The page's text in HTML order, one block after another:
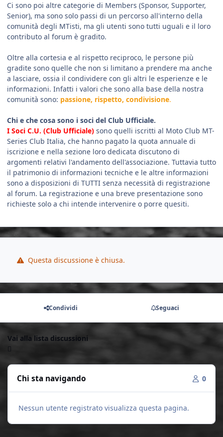
Ci sono poi altre categorie di Members (Sponsor, Supporter,
Senior), ma sono solo passi di un percorso all'interno della
comunità degli MTisti, ma gli utenti sono tutti uguali e il loro
contributo al forum è gradito.
Oltre alla cortesia e al rispetto reciproco, le persone più
gradite sono quelle che non si limitano a prendere ma anche
a lasciare, ossia il condividere con gli altri le esperienze e le
informazioni. Infatti i valori che sono alla base della nostra
comunità sono: passione, rispetto, condivisione.
Chi e che cosa sono i soci del Club Ufficiale.
I Soci C.U. (Club Ufficiale) sono quelli iscritti al Moto Club MT-
Series Club Italia, che hanno pagato la quota annuale di
iscrizione e nella sezione loro dedicata discutono di
argomenti relativi l'andamento dell'associazione. Tuttavia tutto
il patrimonio di informazioni tecniche e le altre informazioni
sono a disposizioni di TUTTI senza necessità di registrazione
al forum. La registrazione e una breve presentazione sono
richieste solo a chi intende intervenire o porre quesiti.
Questa discussione è chiusa.
Condividi Seguaci
Vai alla lista discussioni
Chi sta navigando 0
Nessun utente registrato visualizza questa pagina.